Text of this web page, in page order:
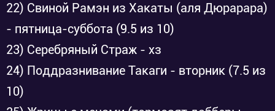
22) Свиной Рамэн из Хакаты (аля Дюрарара)
- пятница-суббота (9.5 из 10)
23) Серебряный Страж - хз
24) Поддразнивание Такаги - вторник (7.5 из
10)